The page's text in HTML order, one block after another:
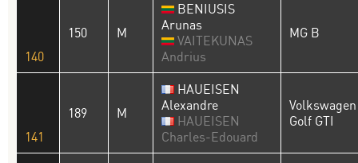
140
150 M
BENIUSIS
Arunas
VAITEKUNAS
Andrius
MG B
141
189 M
HAUEISEN
Alexandre
HAUEISEN
Charles-Edouard
Volkswagen
Golf GTI